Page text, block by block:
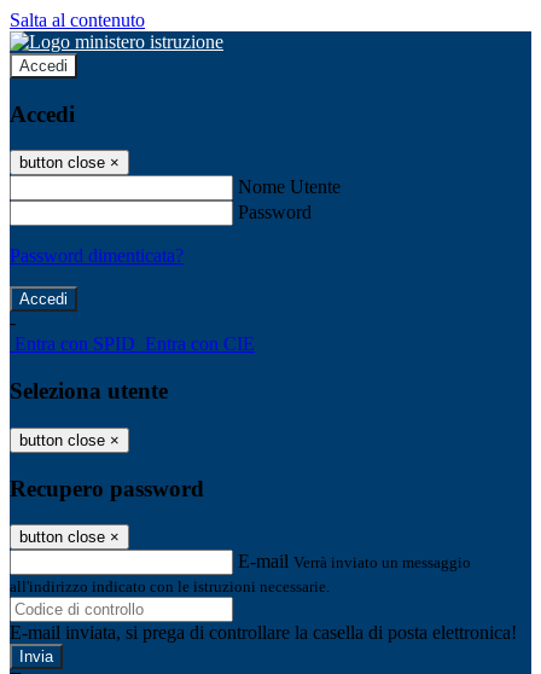
Salta al contenuto
Accedi
Accedi
button close ×
Nome Utente
Password
Password dimenticata?
-
Entra con SPID Entra con CIE
Seleziona utente
button close ×
Recupero password
button close ×
E-mail Verrà inviato un messaggio
all'indirizzo indicato con le istruzioni necessarie.
E-mail inviata, si prega di controllare la casella di posta elettronica!